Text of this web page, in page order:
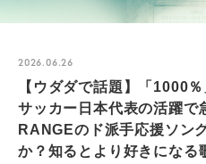
2026.06.26
【ウダダで話題】「1000
サッカー日本代表の活躍で
RANGEのド派手応援ソン
か？知るとより好きになる